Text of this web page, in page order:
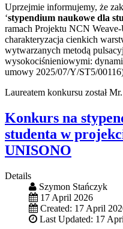
Uprzejmie informujemy, że
‘stypendium naukowe dla
ramach Projektu NCN
charakteryzacja cienkich
wytwarzanych metodą
wysokociśnieniowymi:
umowy 2025/07/Y/ST5/
Laureatem konkursu został
Konkurs na
studenta w
UNISONO
Details
Szymon Stańczyk
17 April 2026
Created: 17 April
Last Updated: 17